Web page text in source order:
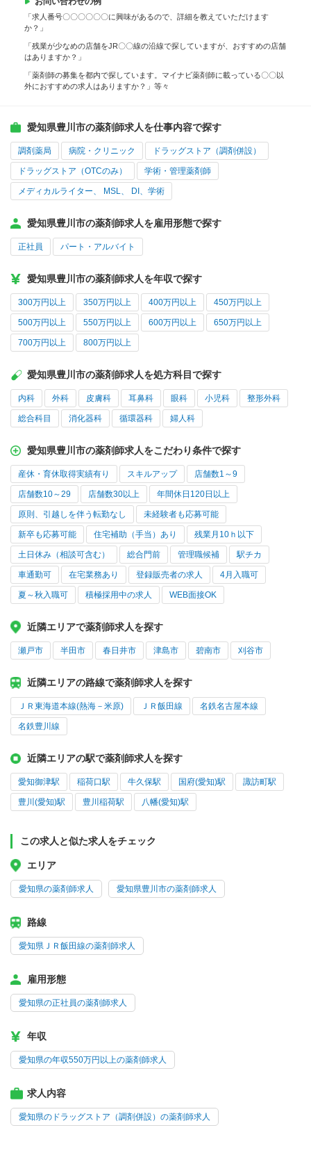
「求人番号〇〇〇〇〇〇に興味があるので、詳細を教えていただけます
か？」
「残業が少なめの店舗をJR〇〇線の沿線で探していますが、おすすめの店舗
はありますか？」
「薬剤師の募集を都内で探しています。マイナビ薬剤師に載っている〇〇以
外におすすめの求人はありますか？」等々
愛知県豊川市の薬剤師求人を仕事内容で探す
調剤薬局 病院・クリニック ドラッグストア（調剤併設）
ドラッグストア（OTCのみ） 学術・管理薬剤師
メディカルライター、 MSL、 DI、学術
愛知県豊川市の薬剤師求人を雇用形態で探す
正社員 パート・アルバイト
愛知県豊川市の薬剤師求人を年収で探す
300万円以上 350万円以上 400万円以上 450万円以上
500万円以上 550万円以上 600万円以上 650万円以上
700万円以上 800万円以上
愛知県豊川市の薬剤師求人を処方科目で探す
内科 外科 皮膚科 耳鼻科 眼科 小児科 整形外科
総合科目 消化器科 循環器科 婦人科
愛知県豊川市の薬剤師求人をこだわり条件で探す
産休・育休取得実績有り スキルアップ 店舗数1～9
店舗数10～29 店舗数30以上 年間休日120日以上
原則、引越しを伴う転勤なし 未経験者も応募可能
新卒も応募可能 住宅補助（手当）あり 残業月10ｈ以下
土日休み（相談可含む） 総合門前 管理職候補 駅チカ
車通勤可 在宅業務あり 登録販売者の求人 4月入職可
夏～秋入職可 積極採用中の求人 WEB面接OK
近隣エリアで薬剤師求人を探す
瀬戸市 半田市 春日井市 津島市 碧南市 刈谷市
近隣エリアの路線で薬剤師求人を探す
ＪＲ東海道本線(熱海－米原) ＪＲ飯田線 名鉄名古屋本線
名鉄豊川線
近隣エリアの駅で薬剤師求人を探す
愛知御津駅 稲荷口駅 牛久保駅 国府(愛知)駅 諏訪町駅
豊川(愛知)駅 豊川稲荷駅 八幡(愛知)駅
この求人と似た求人をチェック
エリア
愛知県の薬剤師求人 愛知県豊川市の薬剤師求人
路線
愛知県ＪＲ飯田線の薬剤師求人
雇用形態
愛知県の正社員の薬剤師求人
年収
愛知県の年収550万円以上の薬剤師求人
求人内容
愛知県のドラッグストア（調剤併設）の薬剤師求人